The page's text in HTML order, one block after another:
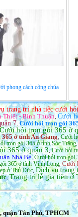
phong cách công chúa
trang trí nhà tiệc cưới
Thiết - Bình Thuận Cưới
7 Cưới hỏi trọn gói
Cưới hỏi trọn gói 365 ở
ở tỉnh An Giang,Cưới
trọn gói 365 ở tỉnh Sóc Trăng
365 ở quận 3,Cưới hỏi
Nhà Bè,Cưới hỏi trọn gói
365 ở tỉnh Vĩnh Long,Cưới
ở Thủ Đức Dịch vụ trang
,Trang trí lễ gia tiên ở
quận Tân Phú, TPHCM